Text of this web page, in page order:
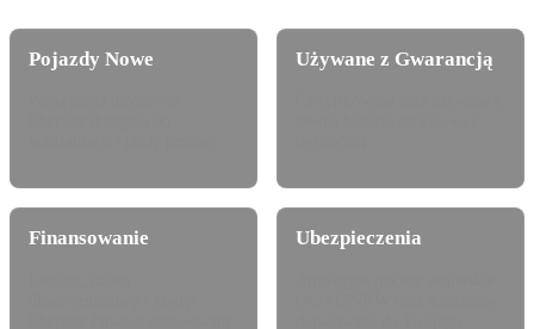
Pojazdy Nowe Używane z Gwarancją
Finansowanie Ubezpieczenia